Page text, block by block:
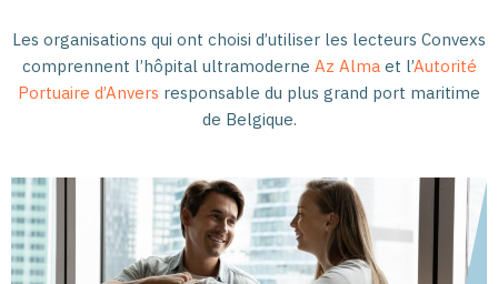
Les organisations qui ont choisi d’utiliser les lecteurs Convexs
comprennent l’hôpital ultramoderne Az Almaet l’Autorité
Portuaire d’Anvers responsable du plus grand port maritime
de Belgique.